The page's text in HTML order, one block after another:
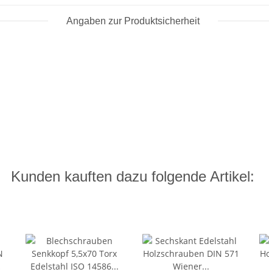
Angaben zur Produktsicherheit
Kunden kauften dazu folgende Artikel: